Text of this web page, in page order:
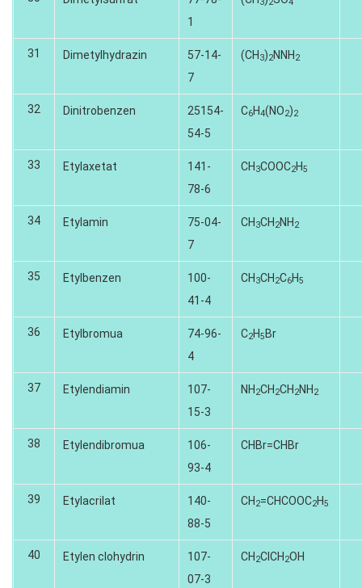
1
3 2 4
31 Dimetylhydrazin
57-14-
7
(CH3)2NNH2
32 Dinitrobenzen
25154-
54-5
C6H4(NO2)2
33 Etylaxetat
141-
78-6
CH3COOC2H5
34 Etylamin
75-04-
7
CH3CH2NH2
35 Etylbenzen
100-
41-4
CH3CH2C6H5
36 Etylbromua
74-96-
4
C2H5Br
37 Etylendiamin
107-
15-3
NH2CH2CH2NH2
38 Etylendibromua
106-
93-4
CHBr=CHBr
39 Etylacrilat
140-
88-5
CH2=CHCOOC2H5
40 Etylen clohydrin
107-
07-3
CH2CICH2OH